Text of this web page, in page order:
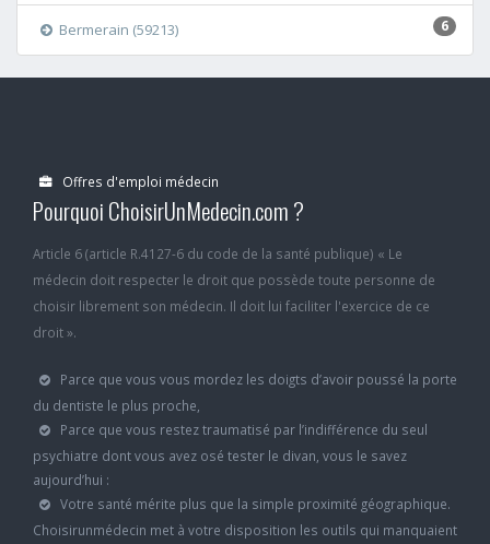
6
Bermerain (59213)
Offres d'emploi médecin
Pourquoi ChoisirUnMedecin.com ?
Article 6 (article R.4127-6 du code de la santé publique) « Le
médecin doit respecter le droit que possède toute personne de
choisir librement son médecin. Il doit lui faciliter l'exercice de ce
droit ».
Parce que vous vous mordez les doigts d’avoir poussé la porte
du dentiste le plus proche,
Parce que vous restez traumatisé par l’indifférence du seul
psychiatre dont vous avez osé tester le divan, vous le savez
aujourd’hui :
Votre santé mérite plus que la simple proximité géographique.
Choisirunmédecin met à votre disposition les outils qui manquaient